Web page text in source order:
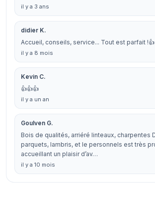
il y a 3 ans
didier K.
Accueil, conseils, service... Tout est parfait !👍
il y a 8 mois
Kevin C.
👍👍👍
il y a un an
Goulven G.
Bois de qualités, arriéré linteaux, charpentes
parquets, lambris, et le personnels est très
accueillant un plaisir d’av…
il y a 10 mois